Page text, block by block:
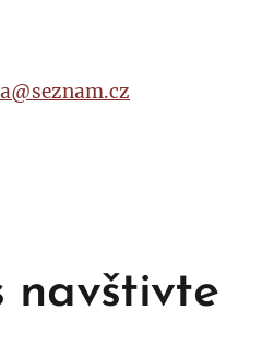
navštivte